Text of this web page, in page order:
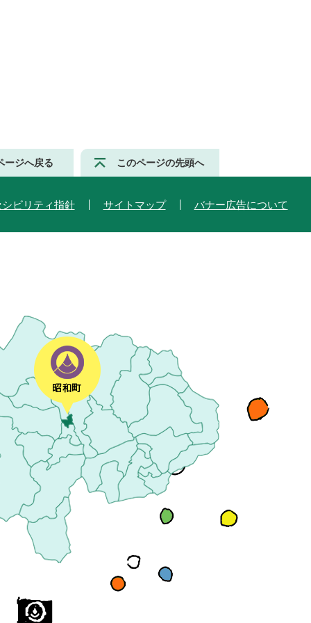
ージへ戻る このページの先頭へ
ビリティ指針 サイトマップ バナー広告について